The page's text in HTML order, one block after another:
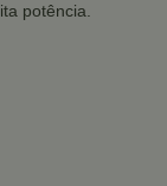
potência.